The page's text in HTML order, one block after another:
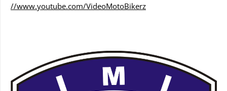
//www.youtube.com/VideoMotoBikerz